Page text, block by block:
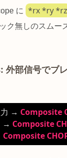
に
*rx *ry *rz
ク無しのスムー
外部信号でブ
→ Composite
→ Composite
Composite